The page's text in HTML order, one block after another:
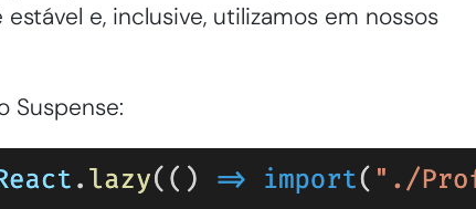
e, inclusive, utilizamos em nossos
Suspense: